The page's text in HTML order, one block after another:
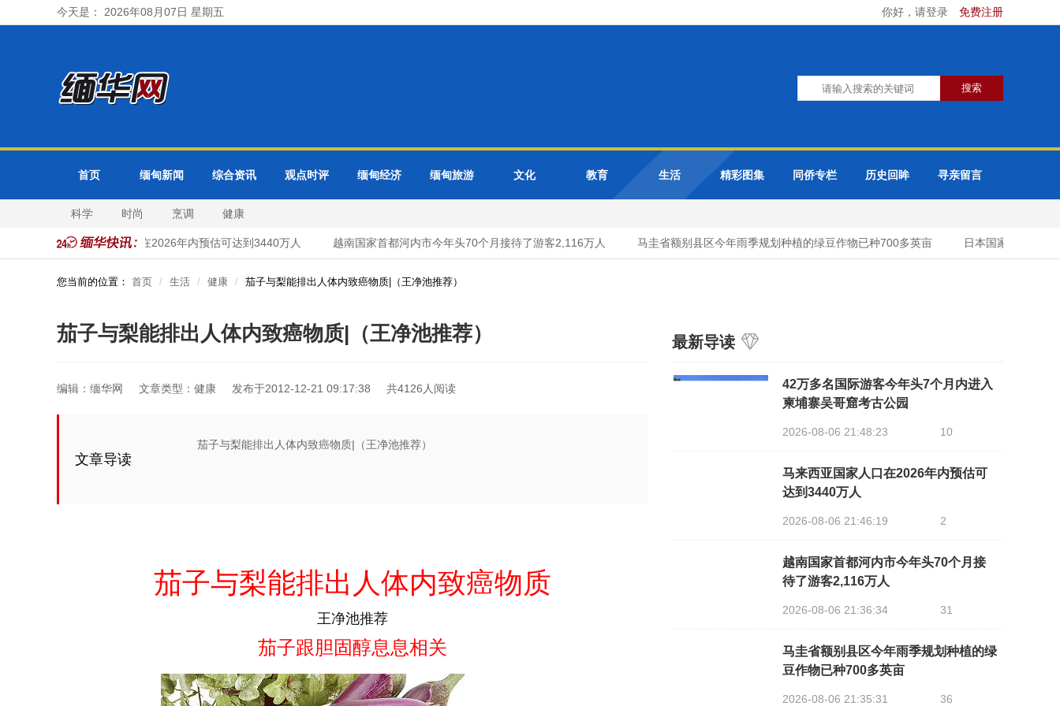
今天是： 2026年08月07日 星期五 你好，请登录 免费注册
首页 缅甸新闻 综合资讯 观点时评 缅甸经济 缅甸旅游 文化 教育 生活 精彩图集 同侨专栏 历史回眸 寻亲留言
科学 时尚 烹调 健康
马来西亚国家人口在2026年内预估可达到3440万人 越南国家首都河内市今年头70个月接待了游客2,116万人 马圭省额别县区今年雨季规划种植的绿豆作物已种700多英亩 日本国家在缅甸的
您当前的位置： 首页 生活 健康 茄子与梨能排出人体内致癌物质|（王净池推荐）
茄子与梨能排出人体内致癌物质|（王净池推荐）
编辑：缅华网 文章类型：健康 发布于2012-12-21 09:17:38 共4126人阅读
文章导读
茄子与梨能排出人体内致癌物质|（王净池推荐）
茄子与梨能排出人体内致癌物质
王净池推荐
茄子跟胆固醇息息相关
最新导读
42万多名国际游客今年头7个月内进入
柬埔寨吴哥窟考古公园
2026-08-06 21:48:23 10
马来西亚国家人口在2026年内预估可
达到3440万人
2026-08-06 21:46:19 2
越南国家首都河内市今年头70个月接
待了游客2,116万人
2026-08-06 21:36:34 31
马圭省额别县区今年雨季规划种植的绿
豆作物已种700多英亩
2026-08-06 21:35:31 36